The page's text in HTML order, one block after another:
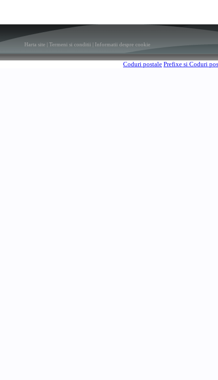
Harta site Termeni si conditii Informatii despre cookie
Coduri postale Prefixe si Coduri